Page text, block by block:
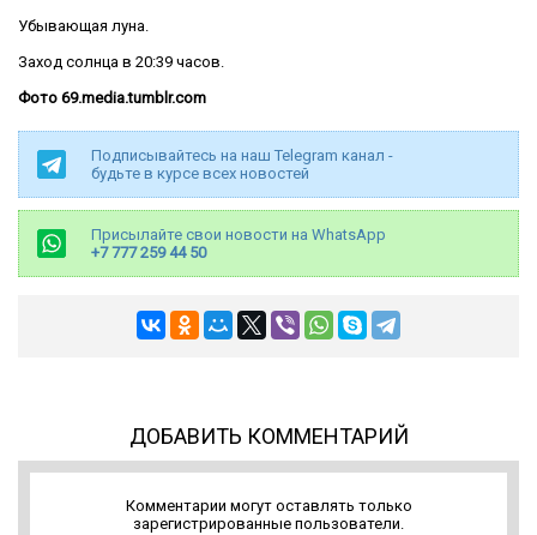
Убывающая луна.
Заход солнца в 20:39 часов.
Фото 69.media.tumblr.com
Подписывайтесь на наш Telegram канал -
будьте в курсе всех новостей
Присылайте свои новости на WhatsApp
+7 777 259 44 50
ДОБАВИТЬ КОММЕНТАРИЙ
Комментарии могут оставлять только
зарегистрированные пользователи.